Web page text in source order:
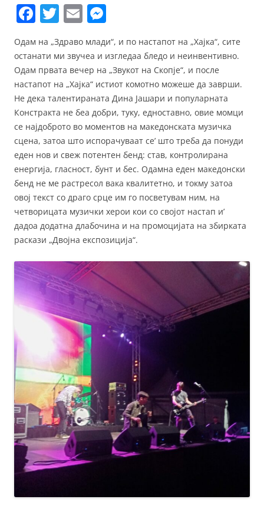
F
c
e
b
o
o
k
T
itt
er
E
ai
l
e
ss
e
n
g
er
Одам на „Здраво млади“, и по настапот на „Хајка“, сите
останати ми звучеа и изгледаа бледо и неинвентивно.
Одам првата вечер на „Звукот на Скопје“, и после
настапот на „Хајка“ истиот комотно можеше да заврши.
Не дека талентираната Дина Јашари и популарната
Констракта не беа добри, туку, едноставно, овие момци
се најдоброто во моментов на македонската музичка
сцена, затоа што испорачуваат се’ што треба да понуди
еден нов и свеж потентен бенд: став, контролирана
енергија, гласност, бунт и бес. Одамна еден македонски
бенд не ме растресол вака квалитетно, и токму затоа
овој текст со драго срце им го посветувам ним, на
четворицата музички херои кои со својот настап и’
дадоа додатна длабочина и на промоцијата на збирката
раскази „Двојна експозиција“.